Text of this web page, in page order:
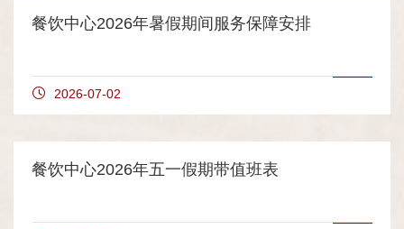
餐饮中心2026年暑假期间服务保障安排
2026-07-02
餐饮中心2026年五一假期带值班表